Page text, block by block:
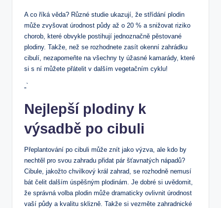
A co říká věda? Různé studie ukazují, že střídání plodin
může zvyšovat úrodnost půdy až o 20 % a snižovat riziko
chorob, které obvykle postihují jednoznačně pěstované
plodiny. Takže, než se rozhodnete zasít okenní zahrádku
cibulí, nezapomeňte na všechny ty úžasné kamarády, které
si s ní můžete přátelit v dalším vegetačním cyklu!
„`
Nejlepší plodiny k
výsadbě po cibuli
Přeplantování po cibuli může znít jako výzva, ale kdo by
nechtěl pro svou zahradu přidat pár šťavnatých nápadů?
Cibule, jakožto chvilkový král zahrad, se rozhodně nemusí
bát čelit dalším úspěšným plodinám. Je dobré si uvědomit,
že správná volba plodin může dramaticky ovlivnit úrodnost
vaší půdy a kvalitu sklizně. Takže si vezměte zahradnické